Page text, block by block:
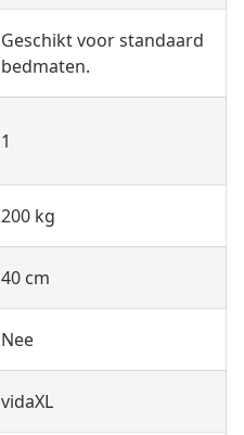
Geschikt voor standaard
bedmaten.
1
200 kg
40 cm
Nee
vidaXL